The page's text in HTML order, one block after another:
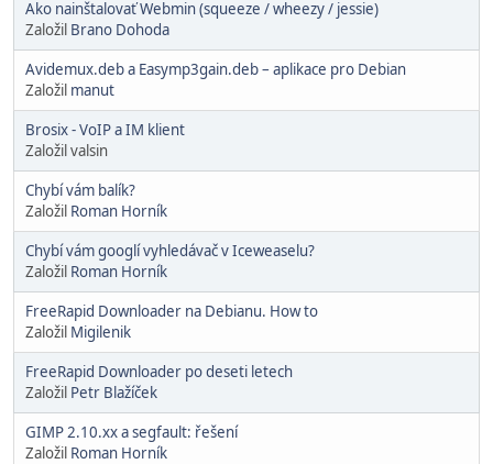
Ako nainštalovať Webmin (squeeze / wheezy / jessie)
Založil Brano Dohoda
Avidemux.deb a Easymp3gain.deb – aplikace pro Debian
Založil manut
Brosix - VoIP a IM klient
Založil valsin
Chybí vám balík?
Založil Roman Horník
Chybí vám googlí vyhledávač v Iceweaselu?
Založil Roman Horník
FreeRapid Downloader na Debianu. How to
Založil Migilenik
FreeRapid Downloader po deseti letech
Založil Petr Blažíček
GIMP 2.10.xx a segfault: řešení
Založil Roman Horník